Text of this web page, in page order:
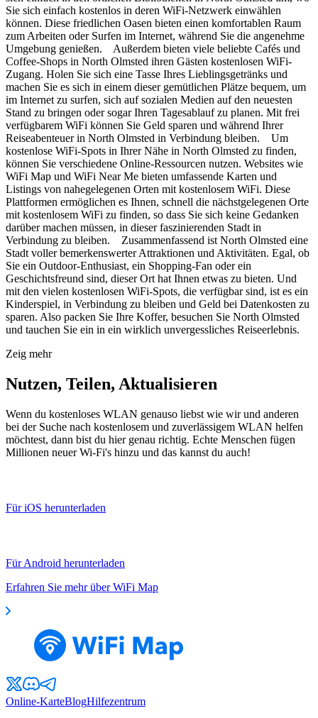
Sie sich einfach kostenlos in deren WiFi-Netzwerk einwählen
können. Diese friedlichen Oasen bieten einen komfortablen Raum
zum Arbeiten oder Surfen im Internet, während Sie die angenehme
Umgebung genießen. Außerdem bieten viele beliebte Cafés und
Coffee-Shops in North Olmsted ihren Gästen kostenlosen WiFi-
Zugang. Holen Sie sich eine Tasse Ihres Lieblingsgetränks und
machen Sie es sich in einem dieser gemütlichen Plätze bequem, um
im Internet zu surfen, sich auf sozialen Medien auf den neuesten
Stand zu bringen oder sogar Ihren Tagesablauf zu planen. Mit frei
verfügbarem WiFi können Sie Geld sparen und während Ihrer
Reiseabenteuer in North Olmsted in Verbindung bleiben. Um
kostenlose WiFi-Spots in Ihrer Nähe in North Olmsted zu finden,
können Sie verschiedene Online-Ressourcen nutzen. Websites wie
WiFi Map und WiFi Near Me bieten umfassende Karten und
Listings von nahegelegenen Orten mit kostenlosem WiFi. Diese
Plattformen ermöglichen es Ihnen, schnell die nächstgelegenen Orte
mit kostenlosem WiFi zu finden, so dass Sie sich keine Gedanken
darüber machen müssen, in dieser faszinierenden Stadt in
Verbindung zu bleiben. Zusammenfassend ist North Olmsted eine
Stadt voller bemerkenswerter Attraktionen und Aktivitäten. Egal, ob
Sie ein Outdoor-Enthusiast, ein Shopping-Fan oder ein
Geschichtsfreund sind, dieser Ort hat Ihnen etwas zu bieten. Und
mit den vielen kostenlosen WiFi-Spots, die verfügbar sind, ist es ein
Kinderspiel, in Verbindung zu bleiben und Geld bei Datenkosten zu
sparen. Also packen Sie Ihre Koffer, besuchen Sie North Olmsted
und tauchen Sie ein in ein wirklich unvergessliches Reiseerlebnis.
Zeig mehr
Nutzen, Teilen, Aktualisieren
Wenn du kostenloses WLAN genauso liebst wie wir und anderen
bei der Suche nach kostenlosem und zuverlässigem WLAN helfen
möchtest, dann bist du hier genau richtig. Echte Menschen fügen
Millionen neuer Wi-Fi's hinzu und das kannst du auch!
Für iOS herunterladen
Für Android herunterladen
Erfahren Sie mehr über WiFi Map
Online-KarteBlogHilfezentrum